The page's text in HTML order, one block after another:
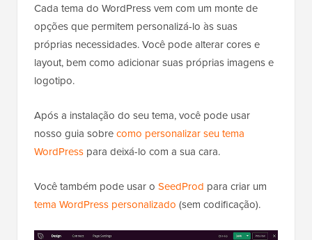
Cada tema do WordPress vem com um monte de
opções que permitem personalizá-lo às suas
próprias necessidades. Você pode alterar cores e
layout, bem como adicionar suas próprias imagens e
logotipo.
Após a instalação do seu tema, você pode usar
nosso guia sobrecomo personalizar seu tema
WordPress para deixá-lo com a sua cara.
Você também pode usar o SeedProd para criar um
tema WordPress personalizado (sem codificação).